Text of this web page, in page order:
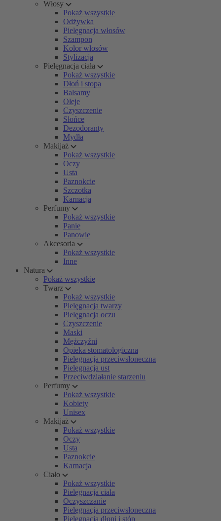
Włosy
Pokaż wszystkie
Odżywka
Pielęgnacja włosów
Szampon
Kolor włosów
Stylizacja
Pielęgnacja ciała
Pokaż wszystkie
Dłoń i stopa
Balsamy
Oleje
Czyszczenie
Słońce
Dezodoranty
Mydła
Makijaż
Pokaż wszystkie
Oczy
Usta
Paznokcie
Szczotka
Karnacja
Perfumy
Pokaż wszystkie
Panie
Panowie
Akcesoria
Pokaż wszystkie
Inne
Natura
Pokaż wszystkie
Twarz
Pokaż wszystkie
Pielęgnacja twarzy
Pielęgnacja oczu
Czyszczenie
Maski
Mężczyźni
Opieka stomatologiczna
Pielęgnacja przeciwsłoneczna
Pielęgnacja ust
Przeciwdziałanie starzeniu
Perfumy
Pokaż wszystkie
Kobiety
Unisex
Makijaż
Pokaż wszystkie
Oczy
Usta
Paznokcie
Karnacja
Ciało
Pokaż wszystkie
Pielęgnacja ciała
Oczyszczanie
Pielęgnacja przeciwsłoneczna
Pielęgnacja dłoni i stóp